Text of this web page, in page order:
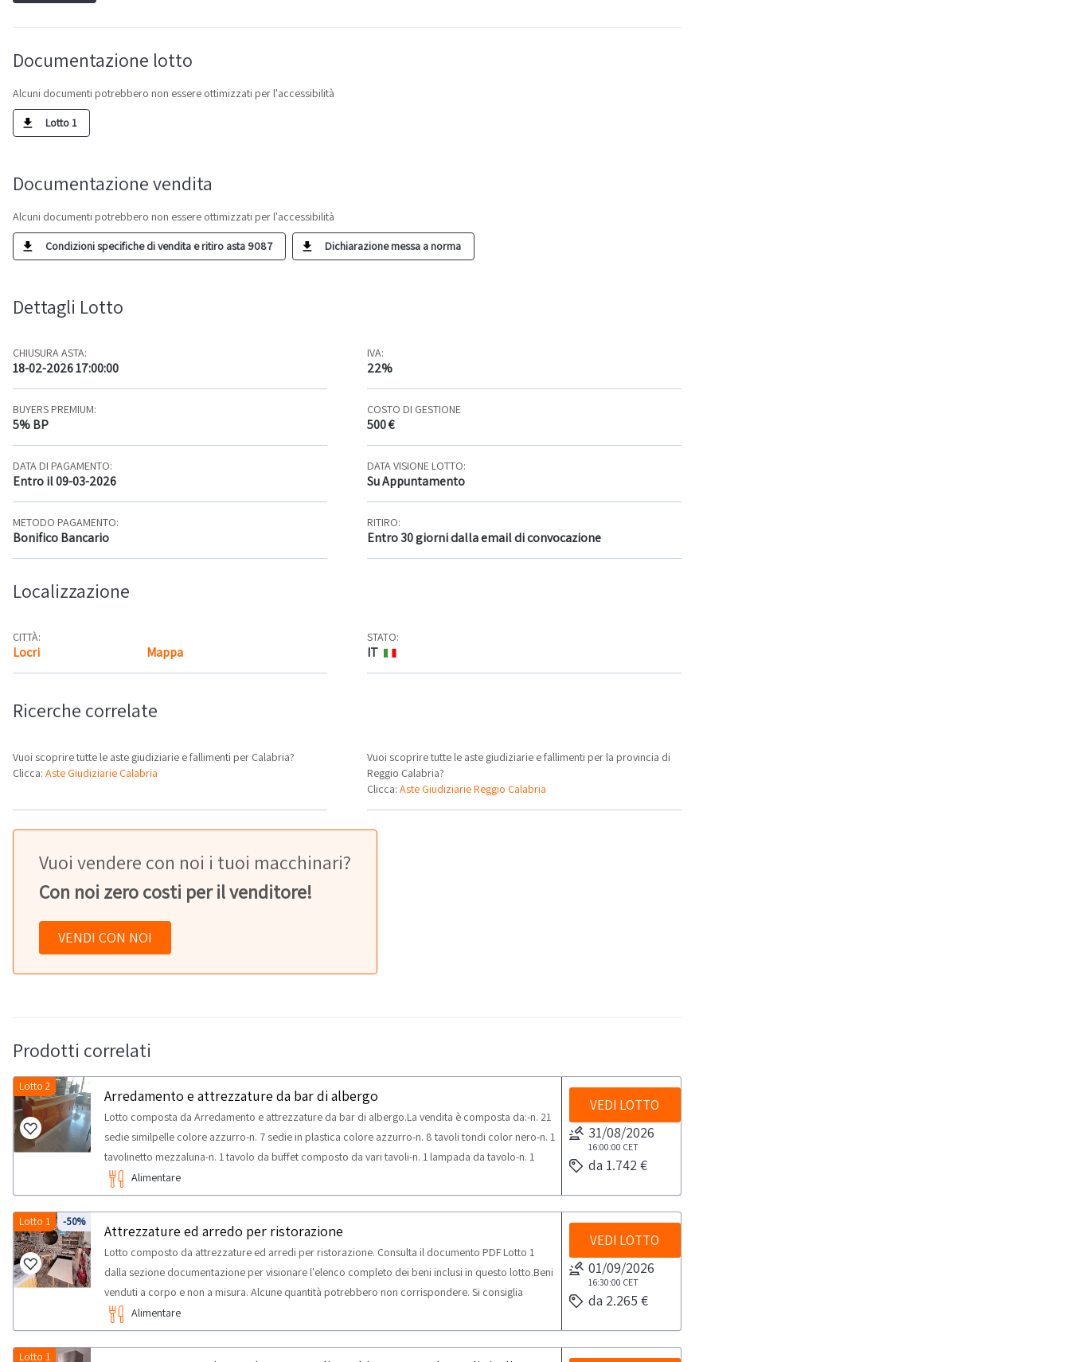
Documentazione lotto
Alcuni documenti potrebbero non essere ottimizzati per l'accessibilità
Lotto 1
Documentazione vendita
Alcuni documenti potrebbero non essere ottimizzati per l'accessibilità
Condizioni specifiche di vendita e ritiro asta 9087 Dichiarazione messa a norma
Dettagli Lotto
CHIUSURA ASTA:
18-02-2026 17:00:00
IVA:
22%
BUYERS PREMIUM:
5% BP
COSTO DI GESTIONE
500 €
DATA DI PAGAMENTO:
Entro il 09-03-2026
DATA VISIONE LOTTO:
Su Appuntamento
METODO PAGAMENTO:
Bonifico Bancario
RITIRO:
Entro 30 giorni dalla email di convocazione
Localizzazione
CITTÀ:
Locri Mappa
STATO:
IT
Ricerche correlate
Vuoi scoprire tutte le aste giudiziarie e fallimenti per Calabria?
Clicca: Aste Giudiziarie Calabria
Vuoi scoprire tutte le aste giudiziarie e fallimenti per la provincia di
Reggio Calabria?
Clicca:Aste Giudiziarie Reggio Calabria
Vuoi vendere con noi i tuoi macchinari?
Con noi zero costi per il venditore!
VENDI CON NOI
Prodotti correlati
Lotto 2
Arredamento e attrezzature da bar di albergo
Lotto composta da Arredamento e attrezzature da bar di albergo.La vendita è composta da:-n. 21
sedie similpelle colore azzurro-n. 7 sedie in plastica colore azzurro-n. 8 tavoli tondi color nero-n. 1
tavolinetto mezzaluna-n. 1 tavolo da buffet composto da vari tavoli-n. 1 lampada da tavolo-n. 1
macchina caffè Wega-n. 1 macina caffè-n. 1 affettatrice R.G.V.-n. 1 tostapane Aristarco-n. 1
dispenser per succhi-n. 1 mobile legno a 4 sportelli-n. 1 mobile legno a 2 sportelli con mensole
portabicchieri in vetro-n. 1 bancone bar angolare con ripiano similmarmo con piccola
lavastoviglie, frigo a cassetti e sportelli, lavabo a 2 vasche.Beni venduti a corpo e non a misura.
Alcune quantità potrebbero non corrispondere. Si consiglia un’ispezione sul posto. NOTE PER
RITIRO:- tempistica massima prevista per lo svolgimento delle attività di ritiro dal giorno
concordato: 1 giorno- si consiglia di munirsi dei seguenti mezzi per il ritiro: Camion
Alimentare
VEDI LOTTO
31/08/2026
16:00:00 CET
da 1.742 €
-50%
Lotto 1
Attrezzature ed arredo per ristorazione
Lotto composto da attrezzature ed arredi per ristorazione. Consulta il documento PDF Lotto 1
dalla sezione documentazione per visionare l'elenco completo dei beni inclusi in questo lotto.Beni
venduti a corpo e non a misura. Alcune quantità potrebbero non corrispondere. Si consiglia
un’ispezione sul posto.NOTE PER RITIRO:- tempistica massima prevista per lo svolgimento delle
attività di ritiro dal giorno concordato: 2 giorni
Alimentare
VEDI LOTTO
01/09/2026
16:30:00 CET
da 2.265 €
Lotto 1